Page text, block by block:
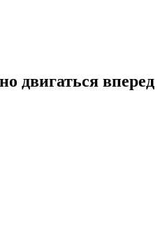
двигаться вперед